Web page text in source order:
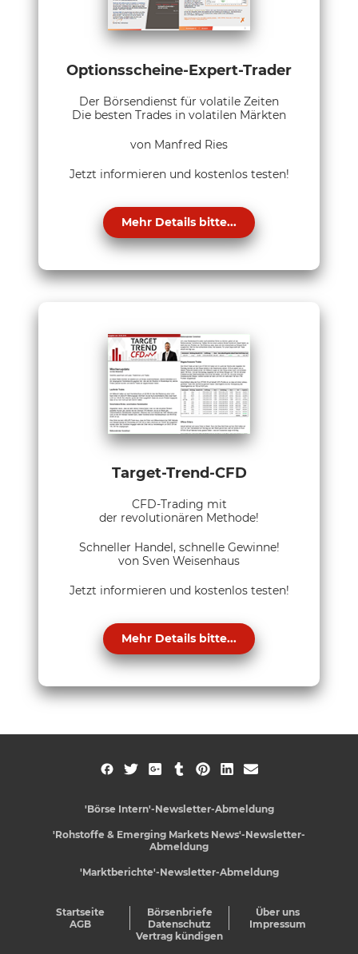
Optionsscheine-Expert-Trader
Der Börsendienst für volatile Zeiten
Die besten Trades in volatilen Märkten
von Manfred Ries
Jetzt informieren und kostenlos testen!
Mehr Details bitte...
Target-Trend-CFD
CFD-Trading mit
der revolutionären Methode!
Schneller Handel, schnelle Gewinne!
von Sven Weisenhaus
Jetzt informieren und kostenlos testen!
Mehr Details bitte...
'Börse Intern'-Newsletter-Abmeldung
'Rohstoffe & Emerging Markets News'-Newsletter-
Abmeldung
'Marktberichte'-Newsletter-Abmeldung
Startseite Börsenbriefe
Über uns
AGB
Datenschutz
Impressum
Vertrag kündigen